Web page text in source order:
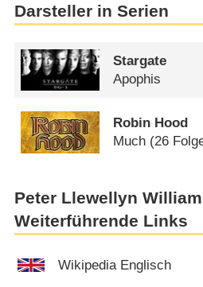
Darsteller in Serien
Stargate
Apophis
Robin Hood
Much (26
Peter Llewellyn
Weiterführende Links
Wikipedia Englisch